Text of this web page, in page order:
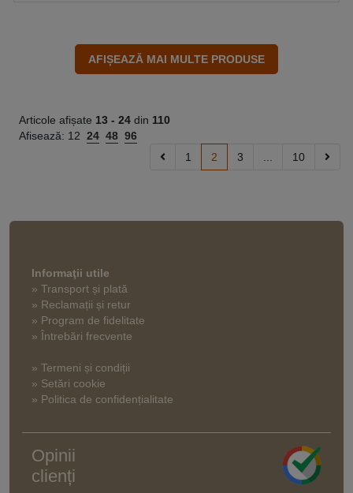
Articole afișate 13 - 24 din 110
Afisează: 12 24 48 96
1
2 3 10
Informaţii utile
» Transport și plată
» Reclamații și retur
» Program de fidelitate
» Întrebări frecvente
» Termeni și condiții
» Setări cookie
» Politica de confidențialitate
Opinii
clienți